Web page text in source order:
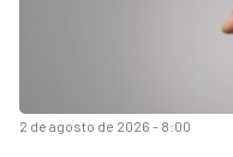
2 de agosto de 2026 - 8:00